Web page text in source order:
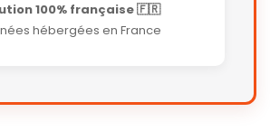
100% française 🇫🇷
hébergées en France